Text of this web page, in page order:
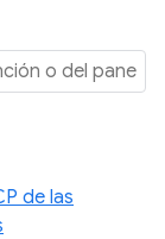
de las